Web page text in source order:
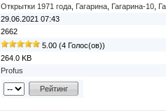
Открытки 1971 года Гагарина Гагарина-10
29.06.2021 07:43
2662
5.00 (4 Голос(ов))
264.0 KB
Profus